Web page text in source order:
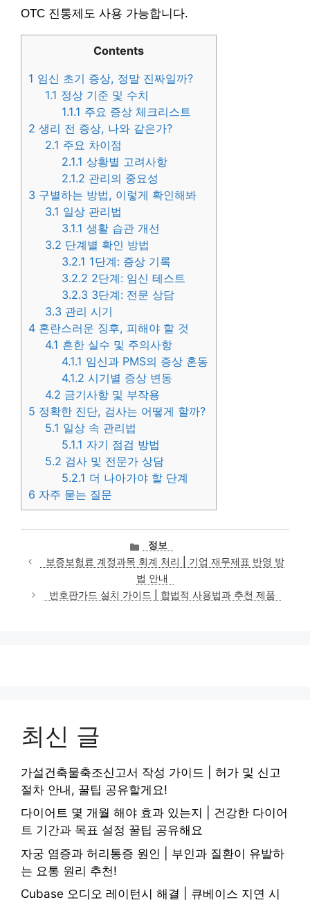
OTC 진통제도 사용 가능합니다.
Contents
1 임신 초기 증상, 정말 진짜일까?
1.1 정상 기준 및 수치
1.1.1 주요 증상 체크리스트
2 생리 전 증상, 나와 같은가?
2.1 주요 차이점
2.1.1 상황별 고려사항
2.1.2 관리의 중요성
3 구별하는 방법, 이렇게 확인해봐
3.1 일상 관리법
3.1.1 생활 습관 개선
3.2 단계별 확인 방법
3.2.1 1단계: 증상 기록
3.2.2 2단계: 임신 테스트
3.2.3 3단계: 전문 상담
3.3 관리 시기
4 혼란스러운 징후, 피해야 할 것
4.1 흔한 실수 및 주의사항
4.1.1 임신과 PMS의 증상 혼동
4.1.2 시기별 증상 변동
4.2 금기사항 및 부작용
5 정확한 진단, 검사는 어떻게 할까?
5.1 일상 속 관리법
5.1.1 자기 점검 방법
5.2 검사 및 전문가 상담
5.2.1 더 나아가야 할 단계
6 자주 묻는 질문
카
테
고
리
정보
보증보험료 계정과목 회계 처리 | 기업 재무제표 반영 방
법 안내
번호판가드 설치 가이드 | 합법적 사용법과 추천 제품
최신 글
가설건축물축조신고서 작성 가이드 | 허가 및 신고
절차 안내, 꿀팁 공유할게요!
다이어트 몇 개월 해야 효과 있는지 | 건강한 다이어
트 기간과 목표 설정 꿀팁 공유해요
자궁 염증과 허리통증 원인 | 부인과 질환이 유발하
는 요통 원리 추천!
Cubase 오디오 레이턴시 해결 | 큐베이스 지연 시